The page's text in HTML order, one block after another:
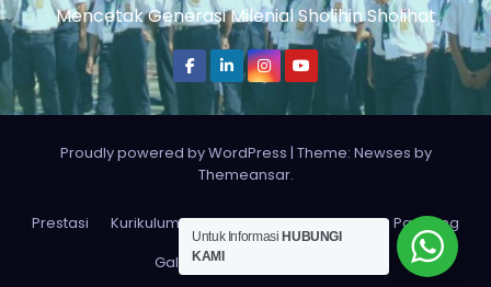
Mencetak Generasi Milenial Sholihin Sholihat
Proudly powered by WordPress | Theme: Newses by
Themeansar.
Prestasi Kurikulum Tentang Kami
Selayang Pandang
Galeri
SPMB 2026/2027
Untuk Informasi HUBUNGI
KAMI